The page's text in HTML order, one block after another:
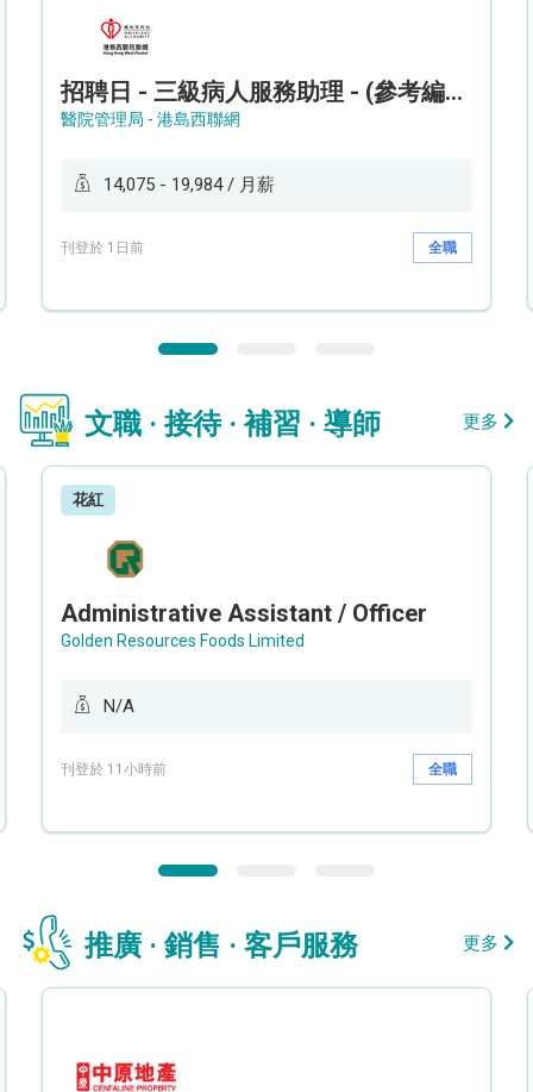
招聘日 - 三級病人服務助理 - (參考編號: HKWCS260107)
醫院管理局 - 港島西聯網
14,075 - 19,984 / 月薪
刊登於 1日前 全職
文職 · 接待 · 補習 · 導師 更多
花紅
Administrative Assistant / Officer
Golden Resources Foods Limited
N/A
刊登於 11小時前 全職
推廣 · 銷售 · 客戶服務 更多